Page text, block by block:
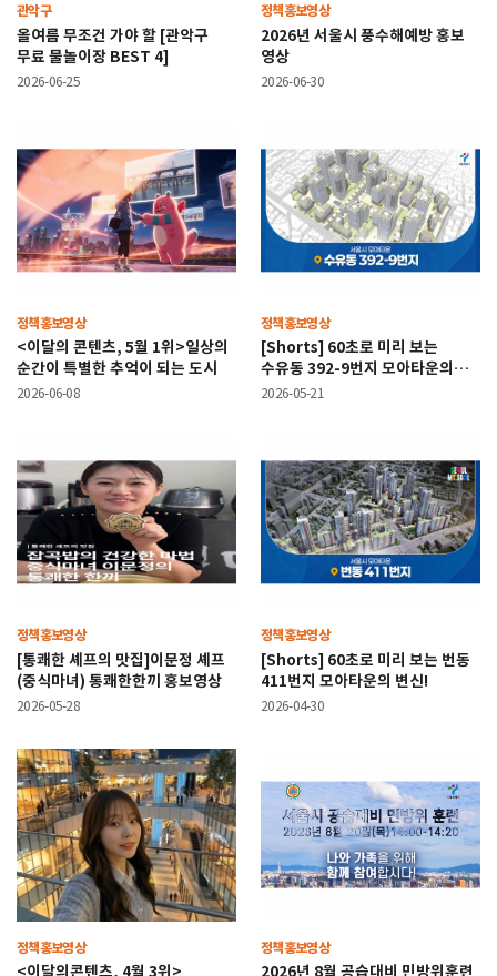
관악구
올여름 무조건 가야 할 [관악구
무료 물놀이장 BEST 4]
2026-06-25
정책홍보영상
2026년 서울시 풍수해예방 홍보
영상
2026-06-30
정책홍보영상
<이달의 콘텐츠, 5월 1위>일상의
순간이 특별한 추억이 되는 도시
2026-06-08
정책홍보영상
[Shorts] 60초로 미리 보는
수유동 392-9번지 모아타운의
변신!
2026-05-21
정책홍보영상
[통쾌한 셰프의 맛집]이문정 셰프
(중식마녀) 통쾌한한끼 홍보영상
2026-05-28
정책홍보영상
[Shorts] 60초로 미리 보는 번동
411번지 모아타운의 변신!
2026-04-30
정책홍보영상
<이달의콘텐츠, 4월 3위>
정책홍보영상
2026년 8월 공습대비 민방위훈련